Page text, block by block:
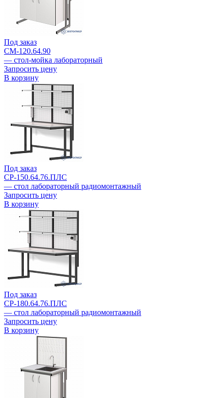
Под заказ
СМ-120.64.90
— cтол-мойка лабораторный
Запросить цену
В корзину
Под заказ
СР-150.64.76.ПЛС
— стол лабораторный радиомонтажный
Запросить цену
В корзину
Под заказ
СР-180.64.76.ПЛС
— стол лабораторный радиомонтажный
Запросить цену
В корзину